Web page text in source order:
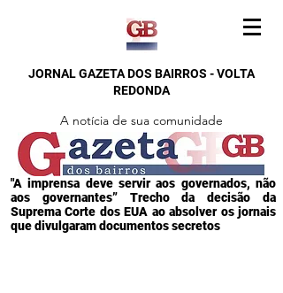
JORNAL GAZETA DOS BAIRROS - VOLTA
REDONDA
A notícia de sua comunidade
"A imprensa deve servir aos governados, não
aos governantes” Trecho da decisão da
Suprema Corte dos EUA ao absolver os jornais
que divulgaram documentos secretos